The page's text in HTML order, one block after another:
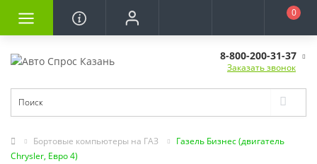
0
8-800-200-31-37
Заказать звонок
Бортовые компьютеры на ГАЗ
Газель Бизнес (двигатель
Chrysler, Евро 4)